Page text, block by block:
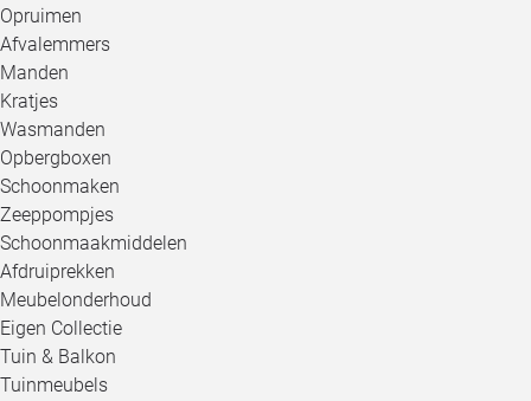
Opruimen
Afvalemmers
Manden
Kratjes
Wasmanden
Opbergboxen
Schoonmaken
Zeeppompjes
Schoonmaakmiddelen
Afdruiprekken
Meubelonderhoud
Eigen Collectie
Tuin & Balkon
Tuinmeubels